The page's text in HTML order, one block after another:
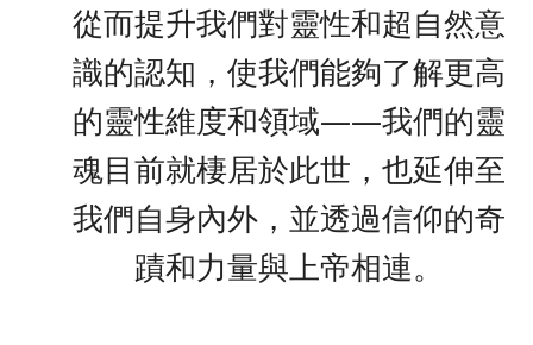
從而提升我們對靈性和超自然意
識的認知，使我們能夠了解更高
的靈性維度和領域——我們的靈
魂目前就棲居於此世，也延伸至
我們自身內外，並透過信仰的奇
蹟和力量與上帝相連。